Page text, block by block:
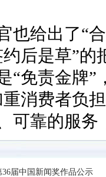
给出了“合
后是草”
“免责金牌”
消费者负
可靠的服
届中国新闻奖作品公示